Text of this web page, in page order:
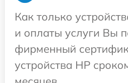
Как только
и оплаты услуги Вы
фирменный
устройства HP